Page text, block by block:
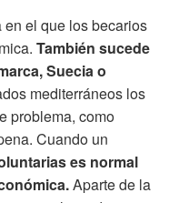
el que los becarios
También sucede
Suecia o
mediterráneos los
problema, como
Cuando un
es normal
Aparte de la